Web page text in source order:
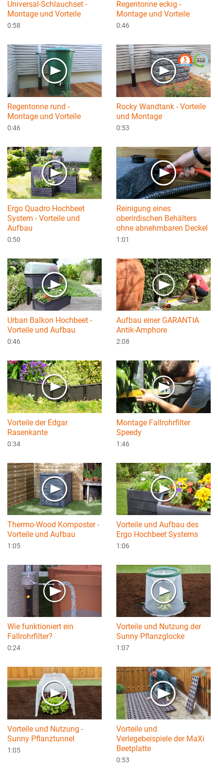
Universal-Schlauchset -
Montage und Vorteile
0:58
Regentonne eckig -
Montage und Vorteile
0:46
Regentonne rund -
Montage und Vorteile
0:46
Rocky Wandtank - Vorteile
und Montage
0:53
Ergo Quadro Hochbeet
System - Vorteile und
Aufbau
0:50
Reinigung eines
oberirdischen Behälters
ohne abnehmbaren Deckel
1:01
Urban Balkon Hochbeet -
Vorteile und Aufbau
0:46
Aufbau einer GARANTIA
Antik-Amphore
2:08
Vorteile der Edgar
Rasenkante
0:34
Montage Fallrohrfilter
Speedy
1:46
Thermo-Wood Komposter -
Vorteile und Aufbau
1:05
Vorteile und Aufbau des
Ergo Hochbeet Systems
1:06
Wie funktioniert ein
Fallrohrfilter?
0:24
Vorteile und Nutzung der
Sunny Pflanzglocke
1:07
Vorteile und Nutzung -
Sunny Pflanztunnel
1:05
Vorteile und
Verlegebeispiele der MaXi
Beetplatte
0:53